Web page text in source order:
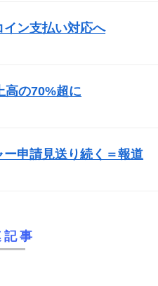
イン支払い対応へ
高の70%超に
申請見送り続く＝報道
記事